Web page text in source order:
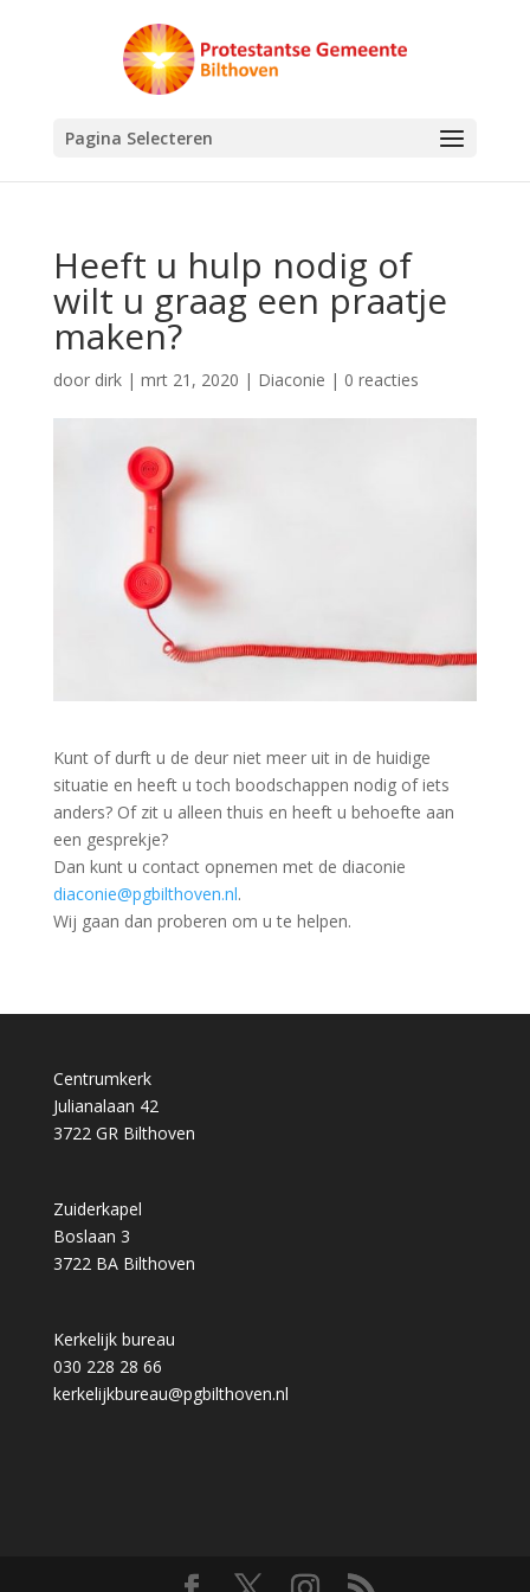
Pagina Selecteren
Heeft u hulp nodig of
wilt u graag een praatje
maken?
door dirk| mrt 21, 2020 | Diaconie | 0 reacties
Kunt of durft u de deur niet meer uit in de huidige
situatie en heeft u toch boodschappen nodig of iets
anders? Of zit u alleen thuis en heeft u behoefte aan
een gesprekje?
Dan kunt u contact opnemen met de diaconie
diaconie@pgbilthoven.nl.
Wij gaan dan proberen om u te helpen.
Centrumkerk
Julianalaan 42
3722 GR Bilthoven
Zuiderkapel
Boslaan 3
3722 BA Bilthoven
Kerkelijk bureau
030 228 28 66
kerkelijkbureau@pgbilthoven.nl